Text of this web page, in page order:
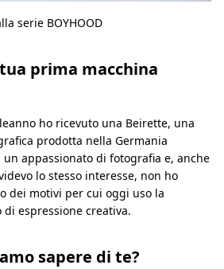
serie BOYHOOD
prima macchina
ho ricevuto una Beirette, una
prodotta nella Germania
appassionato di fotografia e, anche
lo stesso interesse, non ho
dei motivi per cui oggi uso la
espressione creativa.
sapere di te?